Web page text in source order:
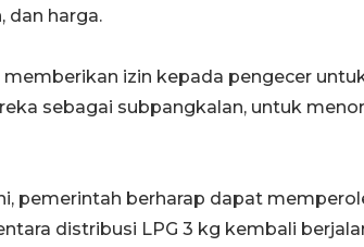
dan harga.
memberikan izin kepada pengecer
sebagai subpangkalan, untuk
pemerintah berharap dapat
distribusi LPG 3 kg kembali